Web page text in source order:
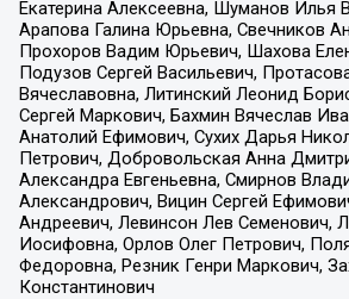
Екатерина Алексеевна, Шуманов Илья
Арапова Галина Юрьевна, Свечников
Прохоров Вадим Юрьевич, Шахова
Подузов Сергей Васильевич,
Вячеславовна, Литинский Леонид
Сергей Маркович, Бахмин Вячеслав
Анатолий Ефимович, Сухих Дарья
Петрович, Добровольская Анна
Александра Евгеньевна, Смирнов
Александрович, Вицин Сергей
Андреевич, Левинсон Лев Семенович,
Иосифовна, Орлов Олег Петрович,
Федоровна, Резник Генри Маркович,
Константинович